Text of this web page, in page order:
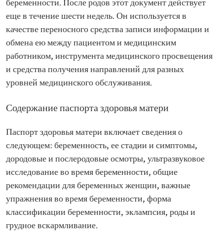
беременности. После родов этот документ действует
еще в течение шести недель. Он используется в
качестве переносного средства записи информации и
обмена ею между пациентом и медицинским
работником, инструмента медицинского просвещения
и средства получения направлений для разных
уровней медицинского обслуживания.
Содержание паспорта здоровья матери
Паспорт здоровья матери включает сведения о
следующем: беременность, ее стадии и симптомы,
дородовые и послеродовые осмотры, ультразвуковое
исследование во время беременности, общие
рекомендации для беременных женщин, важные
упражнения во время беременности, форма
классификации беременности, эклампсия, роды и
грудное вскармливание.